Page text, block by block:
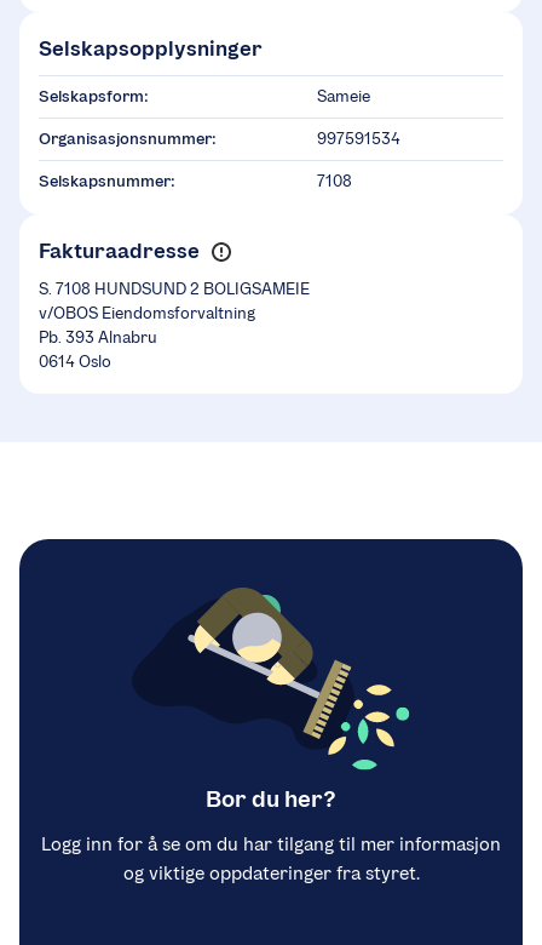
Selskapsopplysninger
Selskapsform: Sameie
Organisasjonsnummer: 997591534
Selskapsnummer: 7108
Fakturaadresse
S. 7108 HUNDSUND 2 BOLIGSAMEIE
v/OBOS Eiendomsforvaltning
Pb. 393 Alnabru
0614 Oslo
Bor du her?
Logg inn for å se om du har tilgang til mer informasjon
og viktige oppdateringer fra styret.